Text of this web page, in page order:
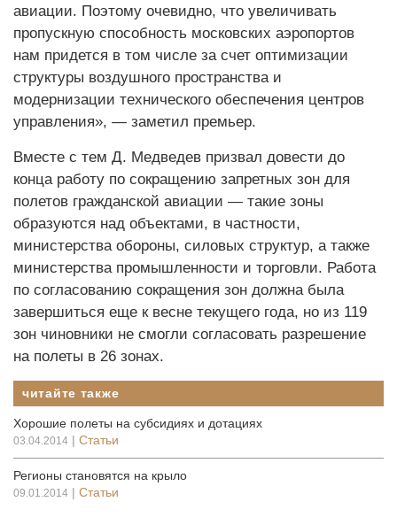
авиации. Поэтому очевидно, что увеличивать
пропускную способность московских аэропортов
нам придется в том числе за счет оптимизации
структуры воздушного пространства и
модернизации технического обеспечения центров
управления», — заметил премьер.
Вместе с тем Д. Медведев призвал довести до
конца работу по сокращению запретных зон для
полетов гражданской авиации — такие зоны
образуются над объектами, в частности,
министерства обороны, силовых структур, а также
министерства промышленности и торговли. Работа
по согласованию сокращения зон должна была
завершиться еще к весне текущего года, но из 119
зон чиновники не смогли согласовать разрешение
на полеты в 26 зонах.
читайте также
Хорошие полеты на субсидиях и дотациях
03.04.2014 | Статьи
Регионы становятся на крыло
09.01.2014 | Статьи